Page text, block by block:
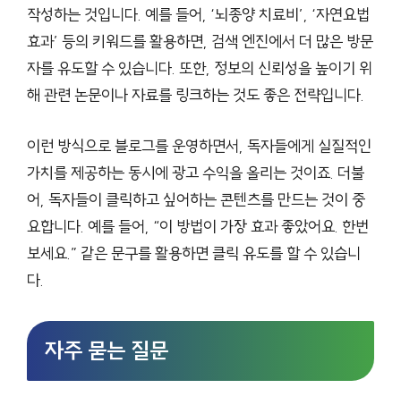
작성하는 것입니다. 예를 들어, ‘뇌종양 치료비’, ‘자연요법
효과’ 등의 키워드를 활용하면, 검색 엔진에서 더 많은 방문
자를 유도할 수 있습니다. 또한, 정보의 신뢰성을 높이기 위
해 관련 논문이나 자료를 링크하는 것도 좋은 전략입니다.
이런 방식으로 블로그를 운영하면서, 독자들에게 실질적인
가치를 제공하는 동시에 광고 수익을 올리는 것이죠. 더불
어, 독자들이 클릭하고 싶어하는 콘텐츠를 만드는 것이 중
요합니다. 예를 들어, “이 방법이 가장 효과 좋았어요. 한번
보세요.” 같은 문구를 활용하면 클릭 유도를 할 수 있습니
다.
자주 묻는 질문